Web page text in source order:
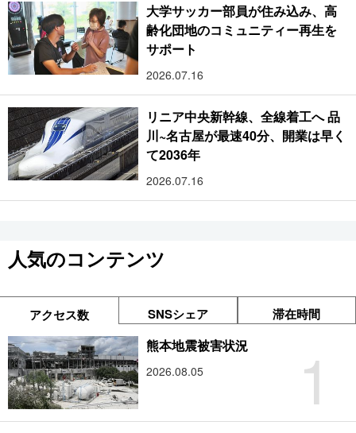
大学サッカー部員が住み込み、高
齢化団地のコミュニティー再生を
サポート
2026.07.16
リニア中央新幹線、全線着工へ 品
川~名古屋が最速40分、開業は早く
て2036年
2026.07.16
人気のコンテンツ
アクセス数 SNSシェア 滞在時間
1
熊本地震被害状況
2026.08.05